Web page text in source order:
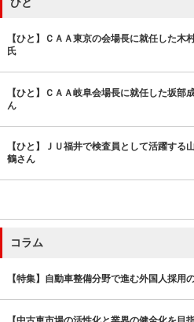
【ひと】ＣＡＡ東京の会場長に就任した木
氏
【ひと】ＣＡＡ岐阜会場長に就任した坂部
ん
【ひと】ＪＵ福井で検査員として活躍する
鶴さん
コラム
【特集】自動車整備分野で進む外国人採用